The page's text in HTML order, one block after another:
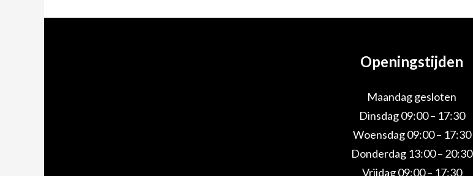
Openingstijden
Maandag gesloten
Dinsdag 09:00 – 17:30
Woensdag 09:00 – 17:30
Donderdag 13:00 – 20:30
Vrijdag 09:00 – 17:30